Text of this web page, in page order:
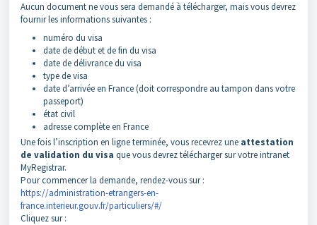
Aucun document ne vous sera demandé à télécharger, mais vous devrez
fournir les informations suivantes :
numéro du visa
date de début et de fin du visa
date de délivrance du visa
type de visa
date d’arrivée en France (doit correspondre au tampon dans votre
passeport)
état civil
adresse complète en France
Une fois l’inscription en ligne terminée, vous recevrez une attestation
de validation du visa que vous devrez télécharger sur votre intranet
MyRegistrar.
Pour commencer la demande, rendez-vous sur :
https://administration-etrangers-en-
france.interieur.gouv.fr/particuliers/#/
Cliquez sur :